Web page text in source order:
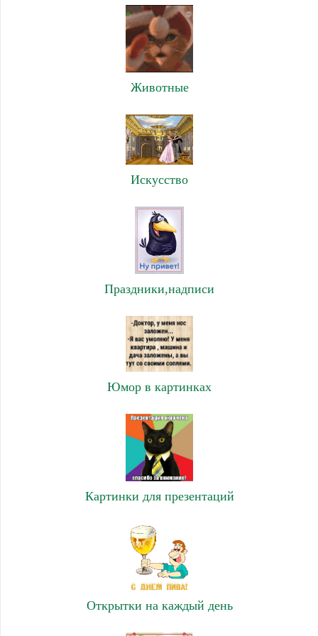
Животные
Искусство
Праздники,надписи
Юмор в картинках
Картинки для презентаций
Открытки на каждый день